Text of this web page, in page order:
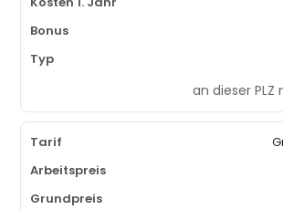
an dieser